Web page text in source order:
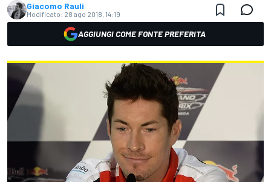
Giacomo Rauli
Modificato: 28 ago 2018, 14:19
AGGIUNGI COME FONTE PREFERITA